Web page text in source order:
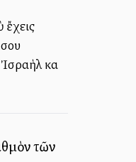
ἔχεις
καὶ
τῶν